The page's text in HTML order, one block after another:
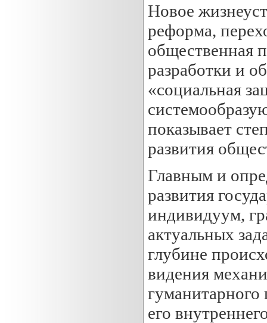
Новое
реформа,
общественная
разработки и
«социальная
показывает
развития
Главным и
развития
индивидуум,
актуальных
глубине
видения
его